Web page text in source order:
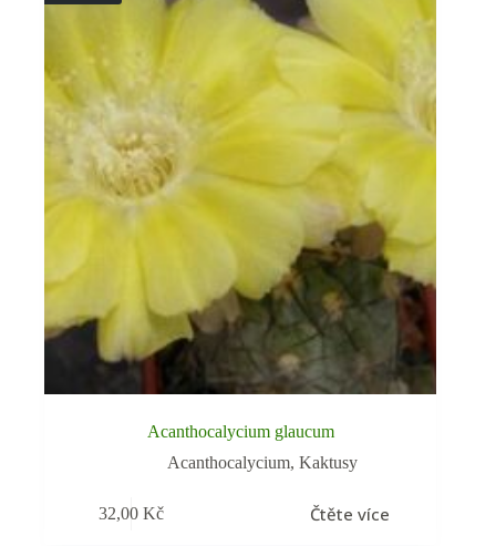
Acanthocalycium glaucum
Acanthocalycium,Kaktusy
32,00Kč Čtěte více